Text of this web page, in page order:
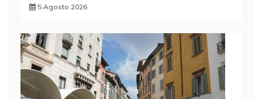
5 Agosto 2026